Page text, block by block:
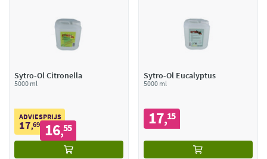
Sytro-Ol Citronella
5000 ml
ADVIESPRIJS
17,69 16,55
Sytro-Ol Eucalyptus
5000 ml
17,15